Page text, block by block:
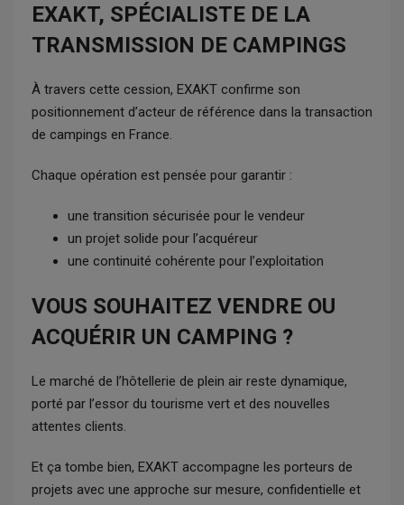
EXAKT, SPÉCIALISTE DE LA
TRANSMISSION DE CAMPINGS
À travers cette cession, EXAKT confirme son
positionnement d’acteur de référence dans la transaction
de campings en France.
Chaque opération est pensée pour garantir :
une transition sécurisée pour le vendeur
un projet solide pour l’acquéreur
une continuité cohérente pour l’exploitation
VOUS SOUHAITEZ VENDRE OU
ACQUÉRIR UN CAMPING ?
Le marché de l’hôtellerie de plein air reste dynamique,
porté par l’essor du tourisme vert et des nouvelles
attentes clients.
Et ça tombe bien, EXAKT accompagne les porteurs de
projets avec une approche sur mesure, confidentielle et